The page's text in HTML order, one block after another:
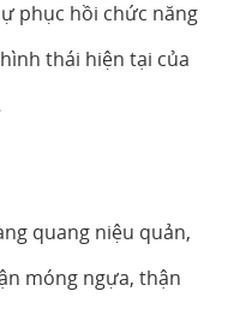
phục hồi chức năng
thái hiện tại của
quang niệu quản,
móng ngựa, thận